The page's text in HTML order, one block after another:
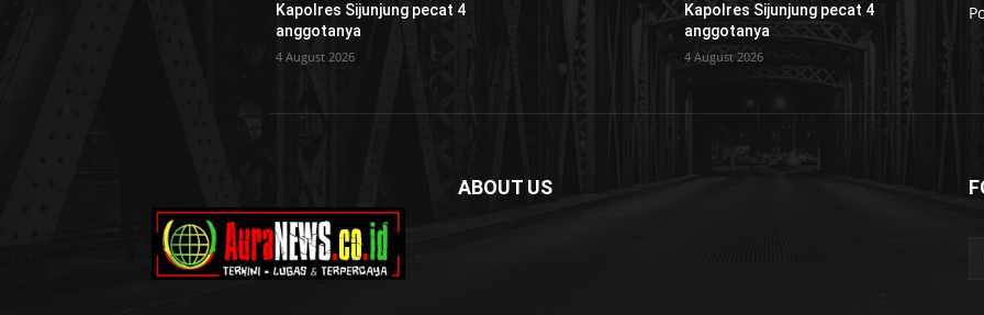
Kapolres Sijunjung pecat 4
anggotanya
4 August 2026
Kapolres Sijunjung pecat 4
anggotanya
4 August 2026
ABOUT US